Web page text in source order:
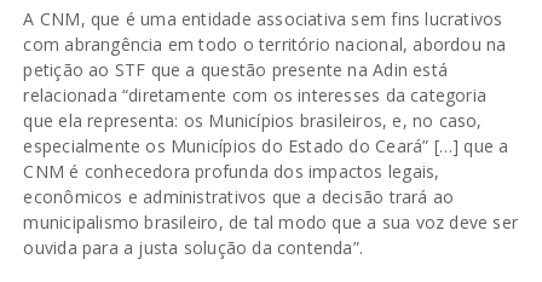
A CNM, que é uma entidade associativa sem fins lucrativos
com abrangência em todo o território nacional, abordou na
petição ao STF que a questão presente na Adin está
relacionada “diretamente com os interesses da categoria
que ela representa: os Municípios brasileiros, e, no caso,
especialmente os Municípios do Estado do Ceará” […] que a
CNM é conhecedora profunda dos impactos legais,
econômicos e administrativos que a decisão trará ao
municipalismo brasileiro, de tal modo que a sua voz deve ser
ouvida para a justa solução da contenda”.